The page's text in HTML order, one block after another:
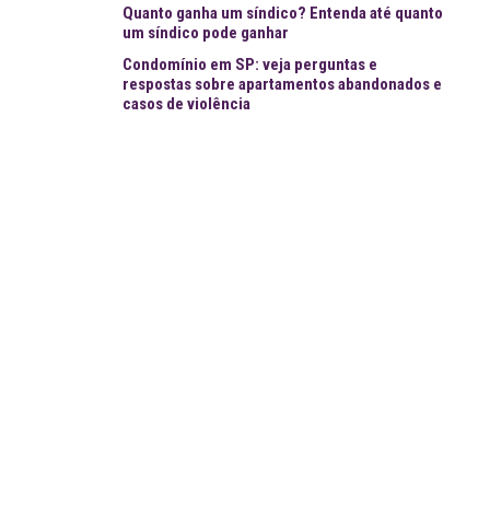
Quanto ganha um síndico? Entenda até quanto
um síndico pode ganhar
Condomínio em SP: veja perguntas e
respostas sobre apartamentos abandonados e
casos de violência